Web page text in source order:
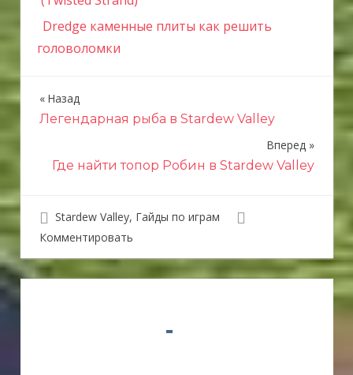
Dredge каменные плиты как решить
головоломки
Н
г
а
ц
Назад
Легендарная рыба в Stardew Valley
Вперед
Где найти топор Робин в Stardew Valley
Stardew Valley, Гайды по играм
Комментировать